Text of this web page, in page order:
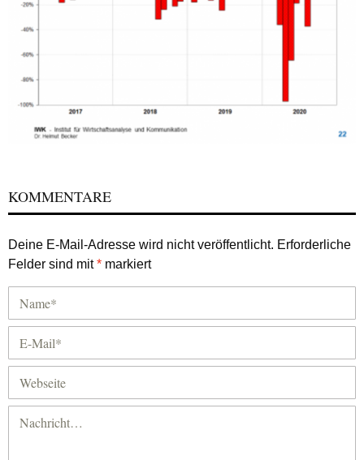
KOMMENTARE
Deine E-Mail-Adresse wird nicht veröffentlicht. Erforderliche
Felder sind mit* markiert